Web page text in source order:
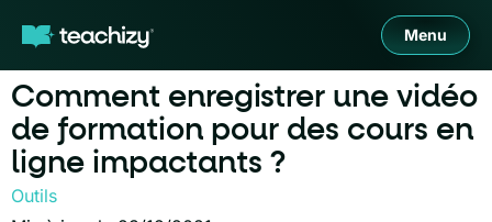
Menu
Comment enregistrer une vidéo
de formation pour des cours en
ligne impactants ?
Outils